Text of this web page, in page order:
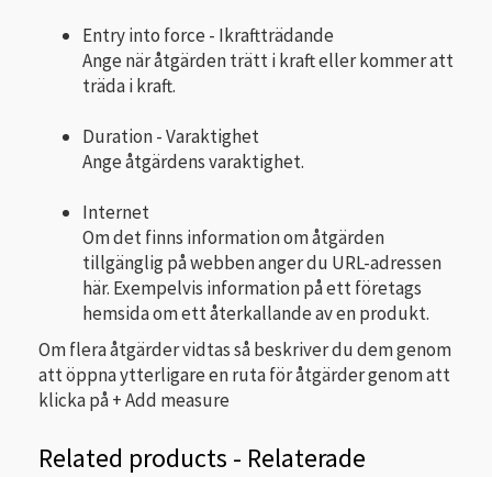
Entry into force - Ikraftträdande
Ange när åtgärden trätt i kraft eller kommer att
träda i kraft.
Duration - Varaktighet
Ange åtgärdens varaktighet.
Internet
Om det finns information om åtgärden
tillgänglig på webben anger du URL-adressen
här. Exempelvis information på ett företags
hemsida om ett återkallande av en produkt.
Om flera åtgärder vidtas så beskriver du dem genom
att öppna ytterligare en ruta för åtgärder genom att
klicka på + Add measure
Related products - Relaterade